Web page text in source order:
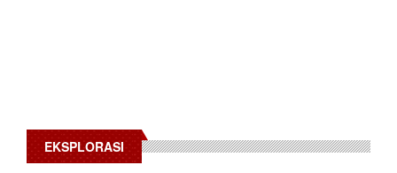
EKSPLORASI